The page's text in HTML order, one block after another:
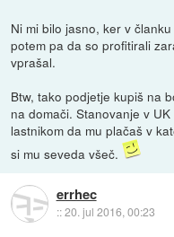
Ni mi bilo jasno, ker v
potem pa da so profitirali
vprašal.
Btw, tako podjetje kupiš na
na domači. Stanovanje v
lastnikom da mu plačaš v
si mu seveda všeč.
errhec
::20. jul 2016, 00:23